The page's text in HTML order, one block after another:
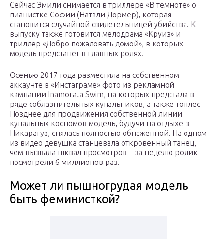
Сейчас Эмили снимается в триллере «В темноте» о
пианистке Софии (Натали Дормер), которая
становится случайной свидетельницей убийства. К
выпуску также готовится мелодрама «Круиз» и
триллер «Добро пожаловать домой», в которых
модель предстанет в главных ролях.
Осенью 2017 года разместила на собственном
аккаунте в «Инстаграме» фото из рекламной
кампании Inamorata Swim, на которых предстала в
ряде соблазнительных купальников, а также топлес.
Позднее для продвижения собственной линии
купальных костюмов модель, будучи на отдыхе в
Никарагуа, снялась полностью обнаженной. На одном
из видео девушка станцевала откровенный танец,
чем вызвала шквал просмотров – за неделю ролик
посмотрели 6 миллионов раз.
Может ли пышногрудая модель
быть феминисткой?